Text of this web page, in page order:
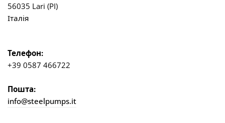
56035 Lari (PI)
Італія
Телефон:
+39 0587 466722
Пошта:
info@steelpumps.it